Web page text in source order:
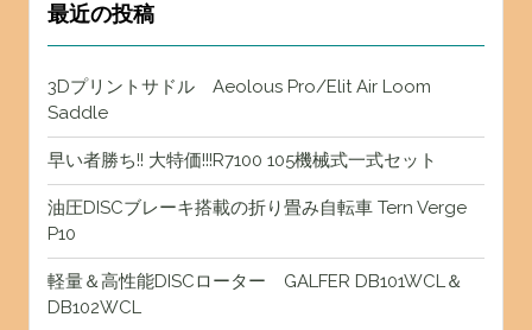
最近の投稿
3Dプリントサドル Aeolous Pro/Elit Air Loom
Saddle
早い者勝ち!! 大特価!!!R7100 105機械式一式セット
油圧DISCブレーキ搭載の折り畳み自転車 Tern Verge
P10
軽量＆高性能DISCローター GALFER DB101WCL＆
DB102WCL